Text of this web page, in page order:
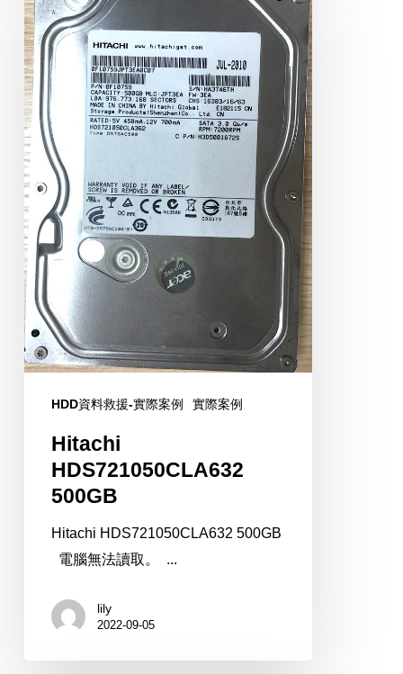
HDS721050CLA632
500GB
HDD資料救援-實際案例 實際案例
Hitachi
HDS721050CLA632
500GB
Hitachi HDS721050CLA632 500GB
電腦無法讀取。 ...
lily
2022-09-05